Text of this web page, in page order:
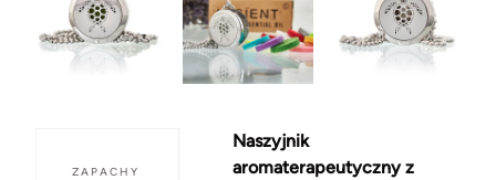
ZAPACHY
Naszyjnik
aromaterapeutyczny z